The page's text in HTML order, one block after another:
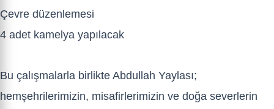
Çevre düzenlemesi
4 adet kamelya yapılacak
Bu çalışmalarla birlikte Abdullah Yaylası;
hemşehrilerimizin, misafirlerimizin ve doğa severlerin